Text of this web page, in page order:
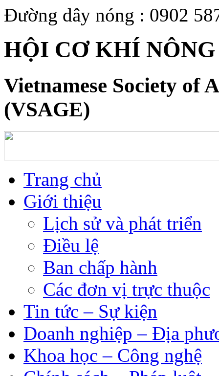
Đường dây nóng : 0902
HỘI CƠ KHÍ
Vietnamese Society of
(VSAGE)
Trang chủ
Giới thiệu
Lịch sử và phát triển
Điều lệ
Ban chấp hành
Các đơn vị trực thuộc
Tin tức – Sự kiện
Doanh nghiệp – Địa
Khoa học – Công nghệ